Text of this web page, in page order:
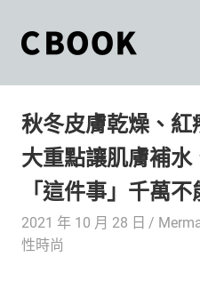
content
和
你
一
起
World.」
是
最
貼
秋冬皮膚乾燥、
大重點讓肌膚補水
「這件事」千萬不
2021 年 10 月 28 日
性時尚